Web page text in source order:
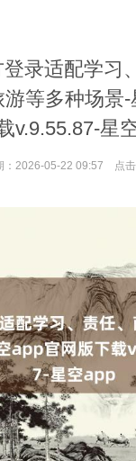
录适配学习
等多种场景
v.9.55.87-星
：2026-05-22 09:57 点